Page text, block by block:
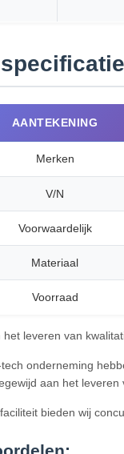
AANTEKENING
Merken
V/N
Voorwaardelijk
Materiaal
Voorraad
leveren van
onderneming
aan het
bieden wij